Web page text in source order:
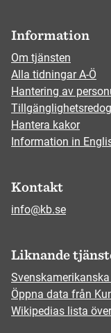
Information
Om tjänsten
Alla tidningar A-Ö
Hantering av
Hantera kakor
Information in
Kontakt
info@kb.se
Liknande
Öppna data från
Wikipedias lista